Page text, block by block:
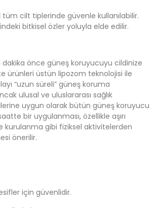
tüm cilt tiplerinde güvenle kullanılabilir.
bitkisel özler yoluyla elde edilir.
dakika önce güneş koruyucuyu cildinize
ürünleri üstün lipozom teknolojisi ile
“uzun süreli” güneş koruma
ulusal ve uluslararası sağlık
uygun olarak bütün güneş koruyucu
bir uygulanması, özellikle aşırı
kurulanma gibi fiziksel aktivitelerden
önerilir.
için güvenlidir.